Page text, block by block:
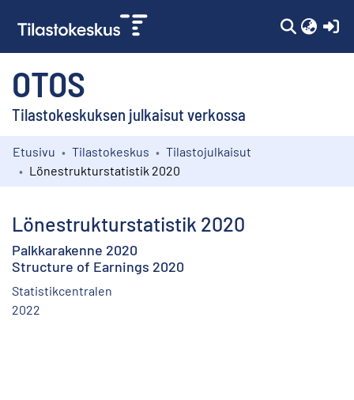
OTOS
Tilastokeskuksen julkaisut verkossa
Kokoelmat
Etusivu Tilastokeskus
Tilastojulkaisut
Lönestrukturstatistik 2020
Lönestrukturstatistik 2020
Palkkarakenne 2020
Structure of Earnings 2020
Statistikcentralen
2022